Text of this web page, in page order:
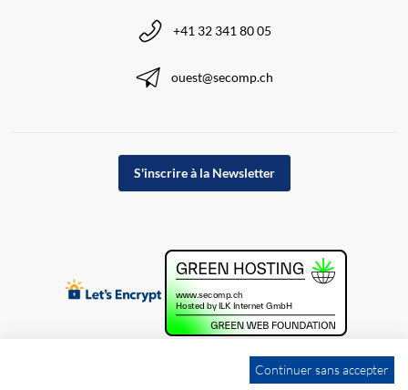
+41 32 341 80 05
ouest@secomp.ch
S'inscrire à la Newsletter
Continuer sans accepter